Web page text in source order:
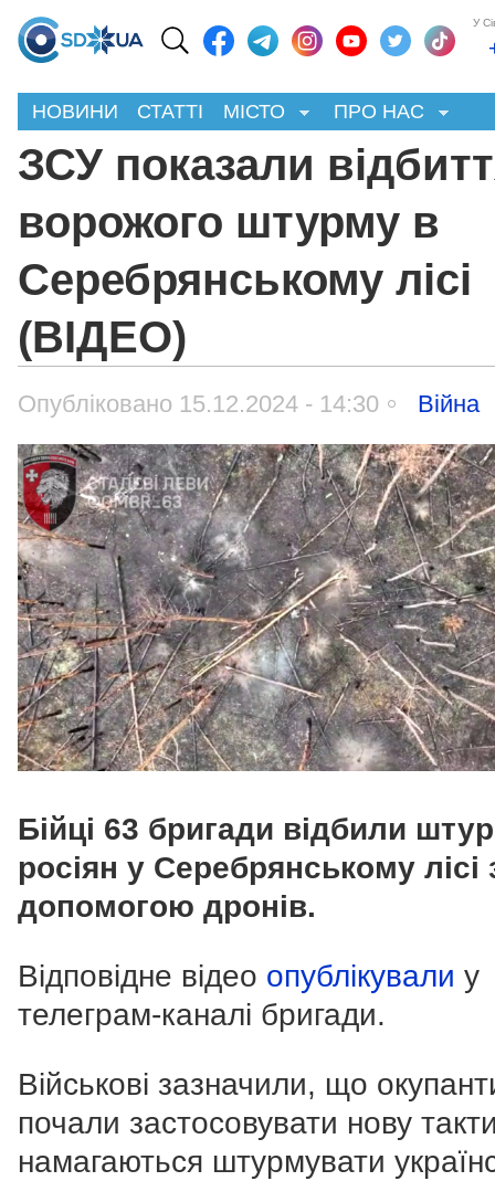
У
НОВИНИ СТАТТІ МІСТО ПРО НАС
ЗСУ показали
ворожого штурму в
Серебрянському лісі
(ВІДЕО)
Опубліковано 15.12.2024 - 14:30 Війна
Бійці 63 бригади відбили
росіян у Серебрянському лісі
допомогою дронів.
Відповідне відео опублікували у
телеграм-каналі бригади.
Військові зазначили, що
почали застосовувати нову
намагаються штурмувати